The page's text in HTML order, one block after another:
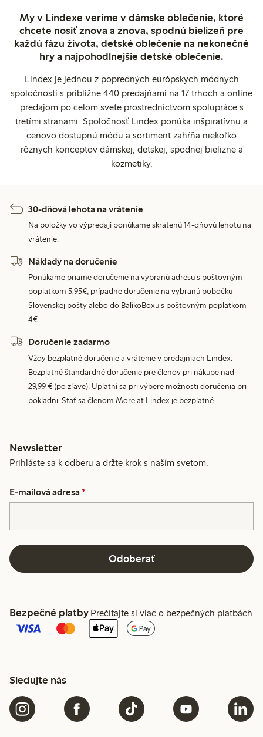
My v Lindexe veríme v dámske oblečenie, ktoré
chcete nosiť znova a znova, spodnú bielizeň pre
každú fázu života, detské oblečenie na nekonečné
hry a najpohodlnejšie detské oblečenie.
Lindex je jednou z popredných európskych módnych
spoločností s približne 440 predajňami na 17 trhoch a online
predajom po celom svete prostredníctvom spolupráce s
tretími stranami. Spoločnosť Lindex ponúka inšpiratívnu a
cenovo dostupnú módu a sortiment zahŕňa niekoľko
rôznych konceptov dámskej, detskej, spodnej bielizne a
kozmetiky.
30-dňová lehota na vrátenie
Na položky vo výpredaji ponúkame skrátenú 14-dňovú lehotu na
vrátenie.
Náklady na doručenie
Ponúkame priame doručenie na vybranú adresu s poštovným
poplatkom 5,95€, prípadne doručenie na vybranú pobočku
Slovenskej pošty alebo do BalíkoBoxu s poštovným poplatkom
4€.
Doručenie zadarmo
Vždy bezplatné doručenie a vrátenie v predajniach Lindex.
Bezplatné štandardné doručenie pre členov pri nákupe nad
29,99 € (po zľave). Uplatní sa pri výbere možnosti doručenia pri
pokladni. Stať sa členom More at Lindex je bezplatné.
Newsletter
Prihláste sa k odberu a držte krok s naším svetom.
E-mailová adresa *
Odoberať
Bezpečné platby Prečítajte si viac o bezpečných platbách
Sledujte nás